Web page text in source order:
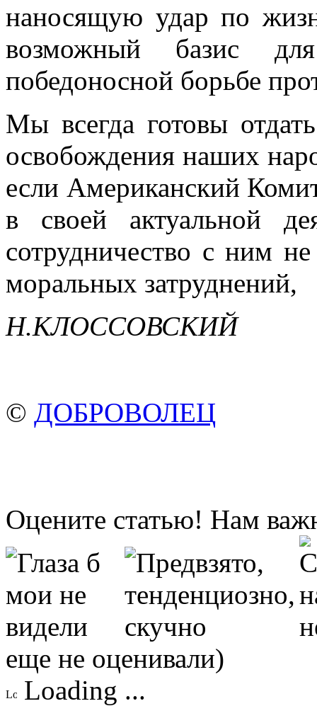
наносящую удар по
возможный базис
победоносной борьбе
Мы всегда готовы
освобождения на­ших
если Американский
в своей актуальной
сотрудничество с ним
моральных затрудне­ний,
Н.КЛОССОВСКИЙ
© ДОБРОВОЛЕЦ
Оцените статью! Нам
еще не оценивали)
Loading ...